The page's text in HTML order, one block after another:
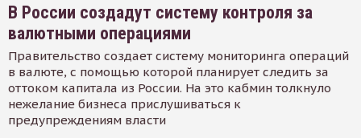
В России создадут систему контроля за
валютными операциями
Правительство создает систему мониторинга операций
в валюте, с помощью которой планирует следить за
оттоком капитала из России. На это кабмин толкнуло
нежелание бизнеса прислушиваться к
предупреждениям власти